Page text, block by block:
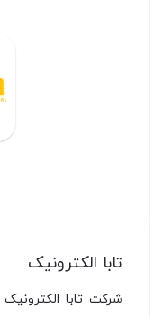
تابا الکترونیک